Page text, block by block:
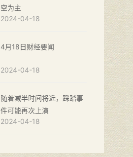
空为主
2024-04-18
4月18日财经要闻
2024-04-18
随着减半时间将近，踩踏事
件可能再次上演
2024-04-18